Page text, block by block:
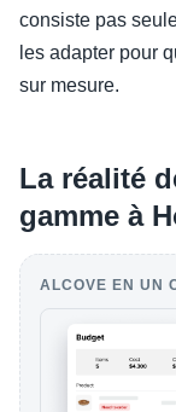
consiste pas
les adapter pour
sur mesure.
La réalité
gamme à
ALCOVE EN UN